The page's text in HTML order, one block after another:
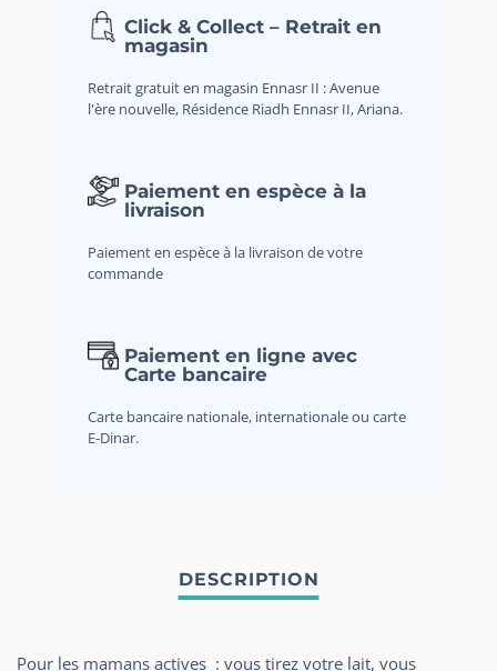
Click & Collect – Retrait en
magasin
Retrait gratuit en magasin Ennasr II : Avenue
l'ère nouvelle, Résidence Riadh Ennasr II, Ariana.
Paiement en espèce à la
livraison
Paiement en espèce à la livraison de votre
commande
Paiement en ligne avec
Carte bancaire
Carte bancaire nationale, internationale ou carte
E-Dinar.
Pour les mamans actives : vous tirez votre lait, vous